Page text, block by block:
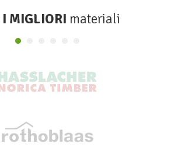
I MIGLIORI materiali